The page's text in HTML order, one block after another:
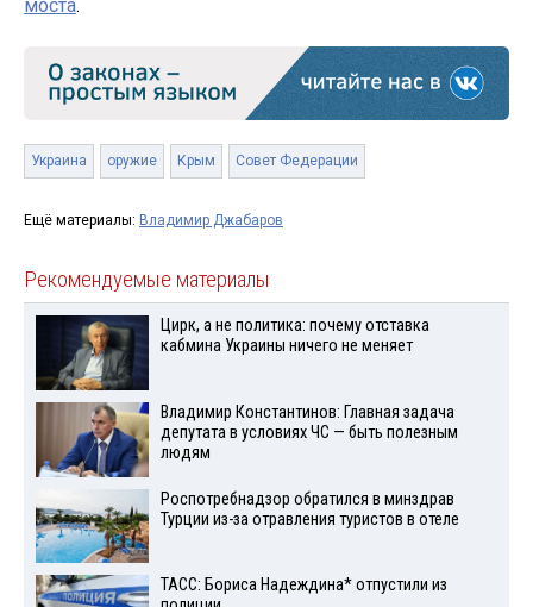
моста.
Украина оружие Крым Совет Федерации
Ещё материалы: Владимир Джабаров
Рекомендуемые материалы
Цирк, а не политика: почему отставка
кабмина Украины ничего не меняет
Владимир Константинов: Главная задача
депутата в условиях ЧС — быть полезным
людям
Роспотребнадзор обратился в минздрав
Турции из-за отравления туристов в отеле
ТАСС: Бориса Надеждина* отпустили из